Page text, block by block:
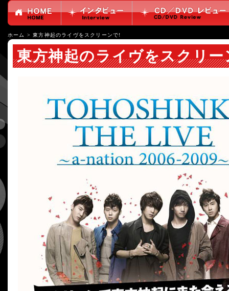
ホーム >東方神起のライヴをスクリーンで!
東方神起のライヴをスクリ